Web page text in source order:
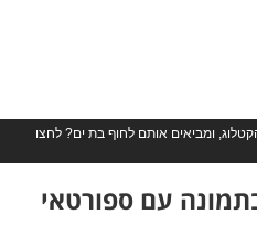
ומביאים אותם לחוף בת ים? לחצו
עם ספורטאי